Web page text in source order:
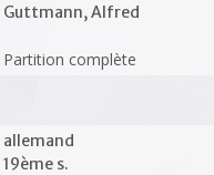
Guttmann, Alfred
Partition complète
allemand
19ème s.